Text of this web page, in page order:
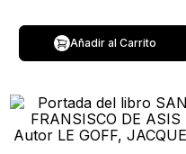
Añadir al Carrito